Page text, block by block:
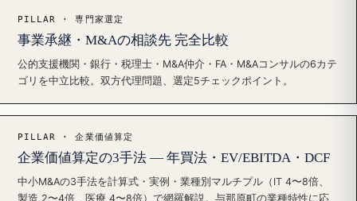
PILLAR · 専門家選定
事業承継・M&Aの相談先 完全比較
公的支援機関・銀行・税理士・M&A仲介・FA・M&Aコンサルの6カテ
ゴリを中立比較。双方代理問題、選定5チェックポイント。
PILLAR · 企業価値算定
企業価値算定の3手法 — 年買法・EV/EBITDA・DCF
中小M&Aの3手法を計算式・実例・業種別マルチプル（IT 4〜8倍、
製造 2〜4倍、医療 4〜8倍）で網羅解説。与那原町の業種特性に応